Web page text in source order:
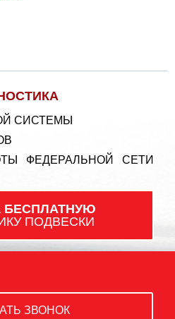
СИСТЕМЫ
ФЕДЕРАЛЬНОЙ СЕТИ
БЕСПЛАТНУЮ
ПОДВЕСКИ
ЗВОНОК